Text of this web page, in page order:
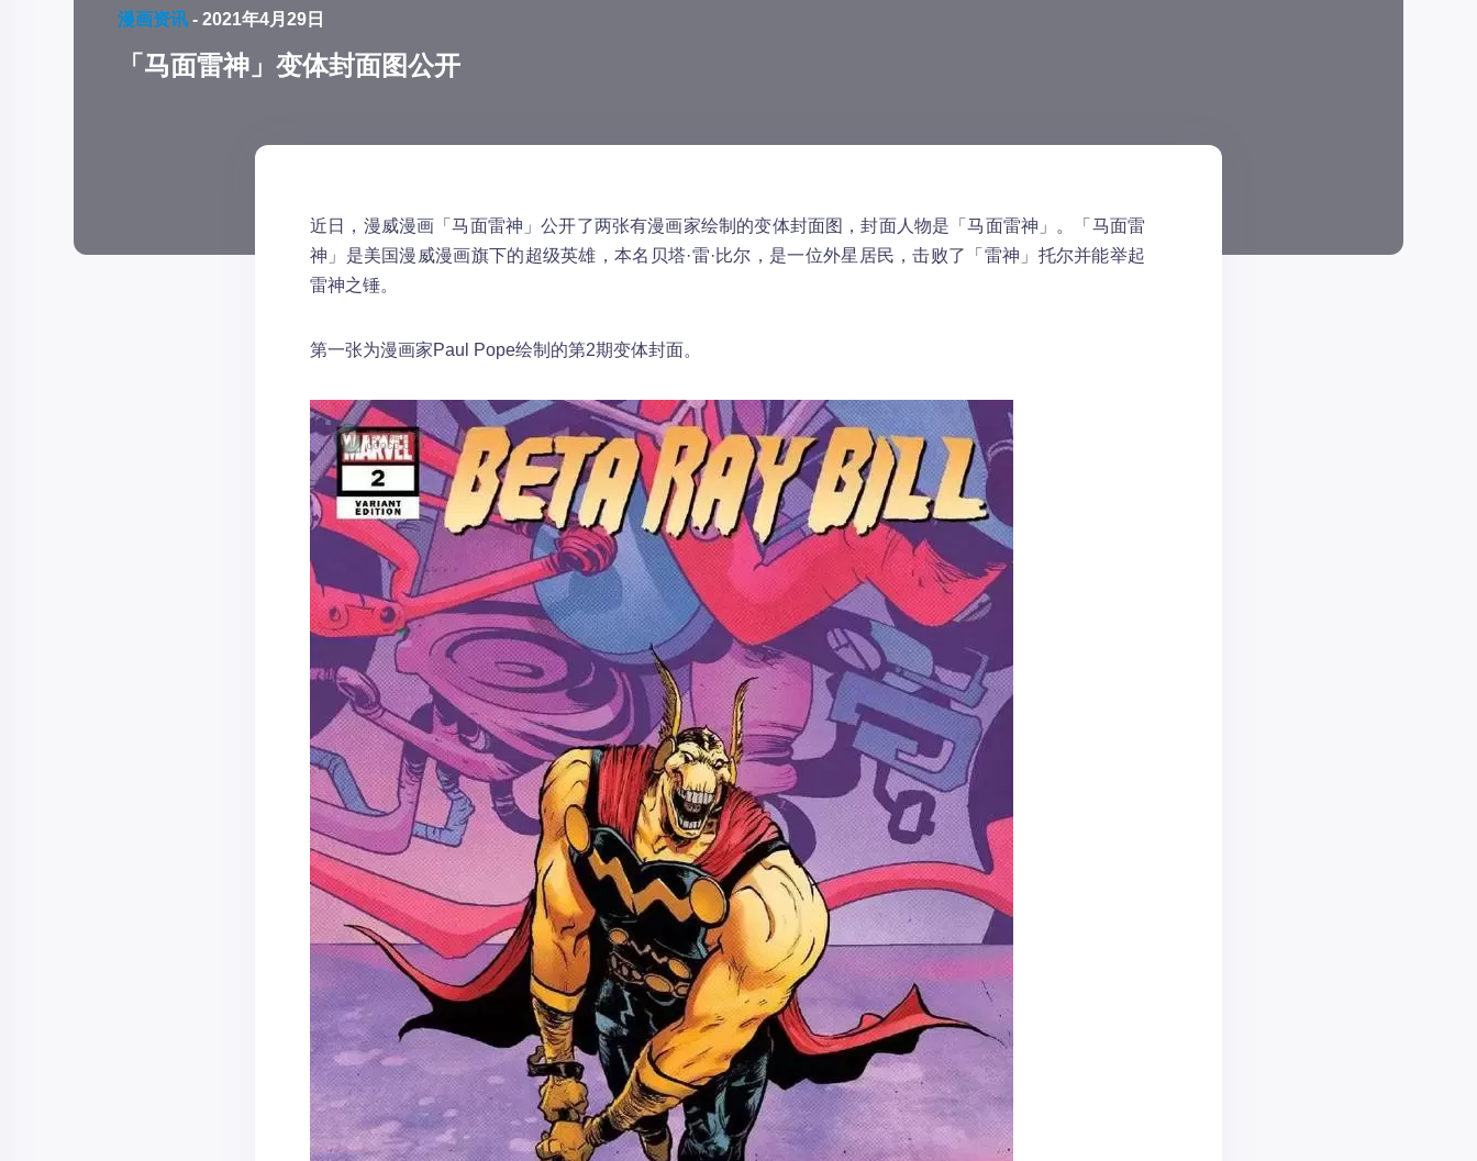
漫画资讯 - 2021年4月29日
「马面雷神」变体封面图公开
近日，漫威漫画「马面雷神」公开了两张有漫画家绘制的变体封面图，封面人物是「马面雷神」。「马面雷
神」是美国漫威漫画旗下的超级英雄，本名贝塔·雷·比尔，是一位外星居民，击败了「雷神」托尔并能举起
雷神之锤。
第一张为漫画家Paul Pope绘制的第2期变体封面。